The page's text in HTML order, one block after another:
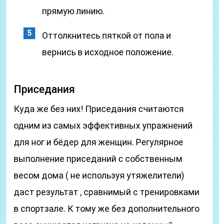
прямую линию.
Оттолкнитесь пяткой от пола и
вернись в исходное положение.
Приседания
Куда же без них! Приседания считаются
одним из самых эффективных упражнений
для ног и бёдер для женщин. Регулярное
выполнение приседаний с собственным
весом дома ( не используя утяжелители)
даст результат , сравнимый с тренировками
в спортзале. К тому же без дополнительного